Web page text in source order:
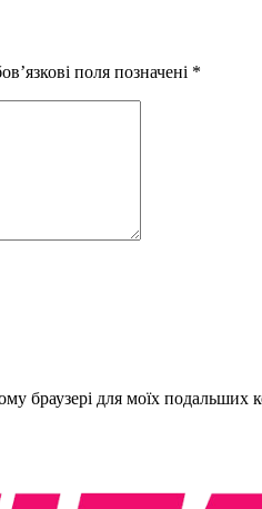
поля позначені *
браузері для моїх подальших